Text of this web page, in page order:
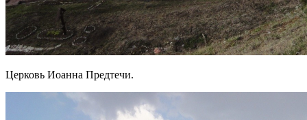
Церковь Иоанна Предтечи.